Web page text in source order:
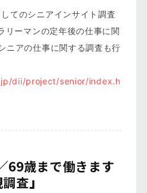
てのシニアインサイト調査
リーマンの定年後の仕事に関
ニアの仕事に関する調査も行
dii/project/senior/index.h
69歳まで働きます
査」